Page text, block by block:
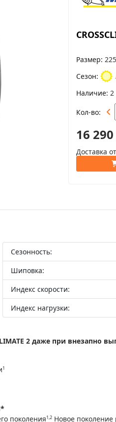
Размер
Сезон
Наличие 2
Кол-во
16
Доставка
Сезонность:
Шиповка:
Индекс скорости:
Индекс нагрузки:
2 даже при внезапно
1
поколения1,2 Новое поколение